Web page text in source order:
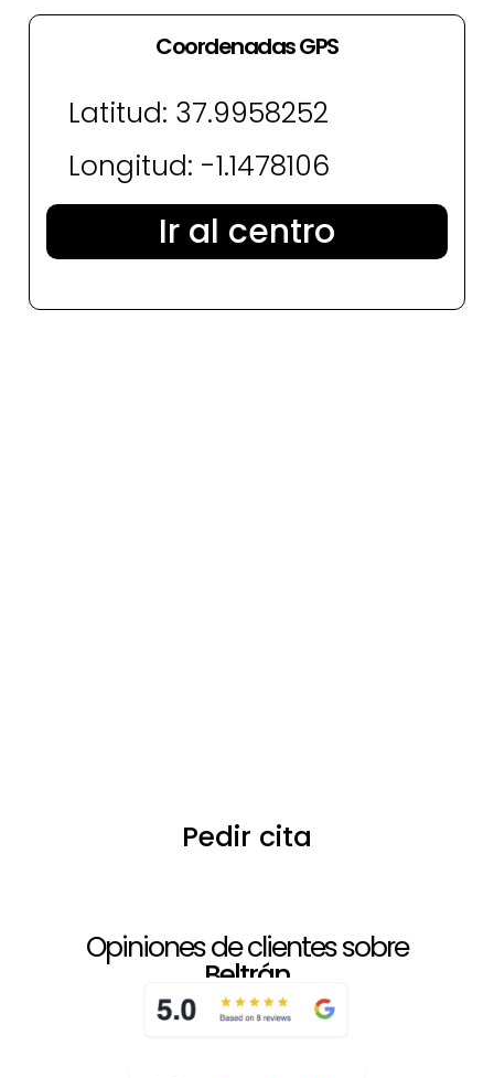
Coordenadas GPS
Latitud: 37.9958252
Longitud: -1.1478106
Ir al centro
Pedir cita
Opiniones de clientes sobre
Beltrán